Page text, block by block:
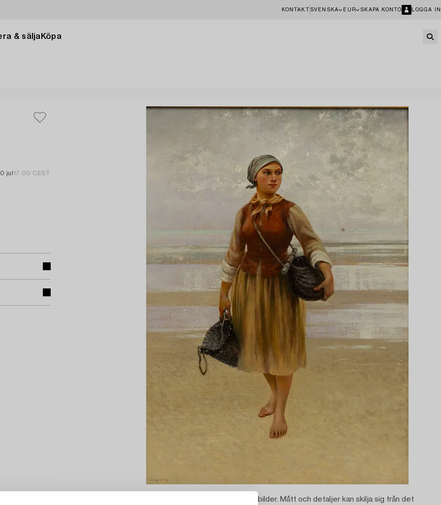
KONTAKT SVENSKA EUR SKAPA KONTO LOGGA IN
& sälja Köpa
jul 17:00 CEST
Bilder märkta 'AI' är AI-genererade interiörbilder. Mått och detaljer kan skilja sig från det